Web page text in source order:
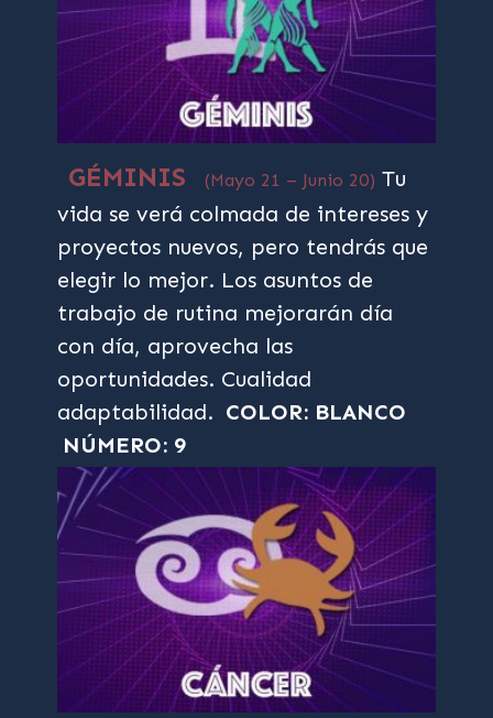
GÉMINIS (Mayo 21 – Junio 20) Tu
vida se verá colmada de intereses y
proyectos nuevos, pero tendrás que
elegir lo mejor. Los asuntos de
trabajo de rutina mejorarán día
con día, aprovecha las
oportunidades. Cualidad
adaptabilidad. COLOR: BLANCO
NÚMERO: 9